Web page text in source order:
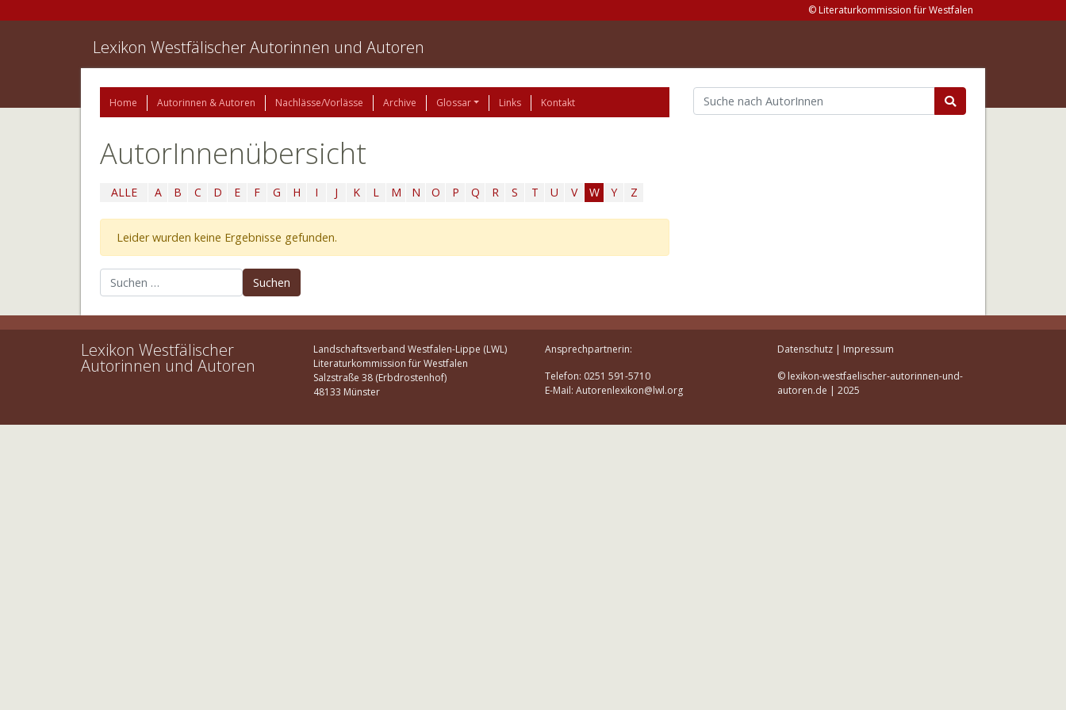
© Literaturkommission für Westfalen
Lexikon Westfälischer Autorinnen und Autoren
Home Autorinnen & Autoren Nachlässe/Vorlässe Archive Glossar Links Kontakt
AutorInnenübersicht
ALLE A B C D E F G H I J K L M N O P Q R S T U V W Y Z
Leider wurden keine Ergebnisse gefunden.
Lexikon Westfälischer
Autorinnen und Autoren
Landschaftsverband Westfalen-Lippe (LWL)
Literaturkommission für Westfalen
Salzstraße 38 (Erbdrostenhof)
48133 Münster
Ansprechpartnerin:
Telefon: 0251 591-5710
E-Mail: Autorenlexikon@lwl.org
Datenschutz| Impressum
© lexikon-westfaelischer-autorinnen-und-
autoren.de | 2025